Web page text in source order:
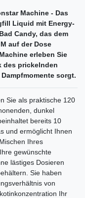
Machine - Das
Liquid mit Energy-
Candy, das dem
auf der Dose
erleben Sie
des prickelnden
sorgt.
Sie als praktische 120
dunkel
bereits 10
und ermöglicht Ihnen
Ihres
gewünschte
lästiges Dosieren
Sie haben
von
Ihr